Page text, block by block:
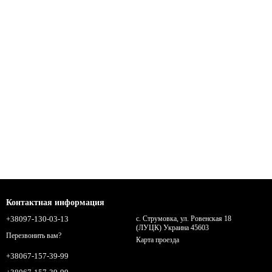
Контактная информация
+38097-130-03-13
Перезвонить вам?
+38067-157-39-99
с. Струмовка, ул. Ровенская 18
(ЛУЦК) Украина 45603
Карта проезда